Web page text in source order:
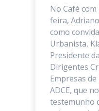
No Café
feira,
como
Urbanista,
Presidente
Dirigentes
Empresas
ADCE, que
testemunho